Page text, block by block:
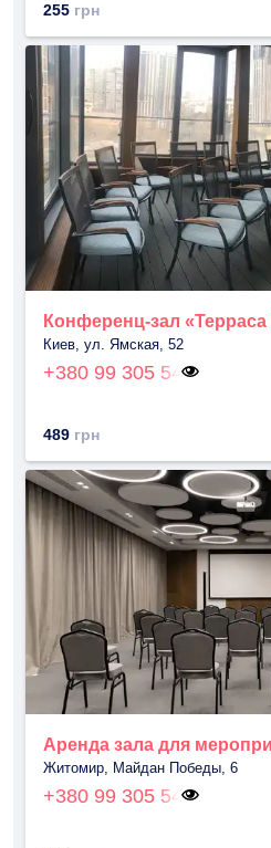
255 грн
Конференц-зал
Киев, ул. Ямская, 52
+380 99 305 54
489 грн
Аренда зала для
Житомир, Майдан Победы, 6
+380 99 305 54